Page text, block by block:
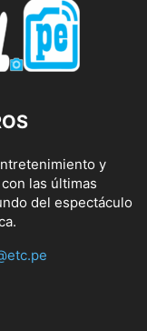
y
las últimas
del espectáculo